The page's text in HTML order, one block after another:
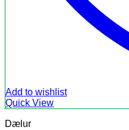
Add to wishlist
Quick View
Dælur